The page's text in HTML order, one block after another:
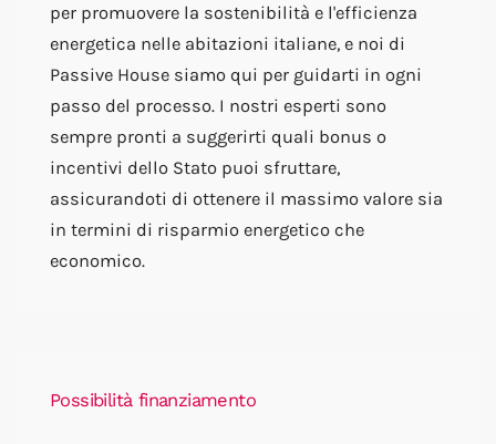
per promuovere la sostenibilità e l'efficienza
energetica nelle abitazioni italiane, e noi di
Passive House siamo qui per guidarti in ogni
passo del processo. I nostri esperti sono
sempre pronti a suggerirti quali bonus o
incentivi dello Stato puoi sfruttare,
assicurandoti di ottenere il massimo valore sia
in termini di risparmio energetico che
economico.
Possibilità finanziamento